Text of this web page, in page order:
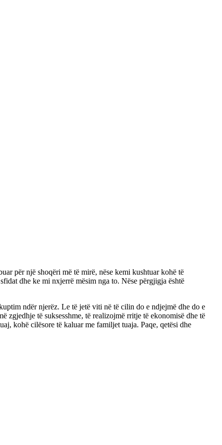
për një shoqëri më të mirë, nëse kemi kushtuar kohë të
dhe ke mi nxjerrë mësim nga to. Nëse përgjigja është
ndër njerëz. Le të jetë viti në të cilin do e ndjejmë dhe do e
zgjedhje të suksesshme, të realizojmë rritje të ekonomisë dhe të
kohë cilësore të kaluar me familjet tuaja. Paqe, qetësi dhe